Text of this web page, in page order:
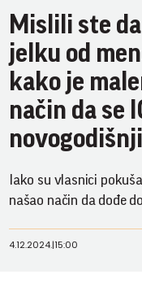
Mislili ste
jelku od
kako je
način da se
Iako su vlasnici
našao način da dođe
4.12.2024.|15:00